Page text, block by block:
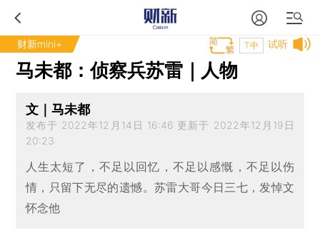
财新mini+ 试听
T中
马未都：侦察兵苏雷｜人物
文｜马未都
发布于 2022年12月14日 16:46 更新于 2022年12月19日
20:23
人生太短了，不足以回忆，不足以感慨，不足以伤
情，只留下无尽的遗憾。苏雷大哥今日三七，发悼文
怀念他